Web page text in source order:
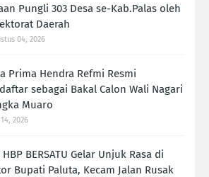
Pungli 303 Desa se-Kab.Palas oleh
Daerah
04, 2026
Prima Hendra Refmi Resmi
sebagai Bakal Calon Wali Nagari
Muaro
2026
HBP BERSATU Gelar Unjuk Rasa di
Bupati Paluta, Kecam Jalan Rusak